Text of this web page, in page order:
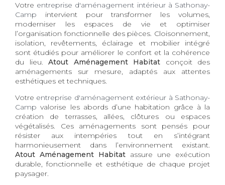
Votre entreprise d'aménagement intérieur à Sathonay-
Camp intervient pour transformer les volumes,
moderniser les espaces de vie et optimiser
l’organisation fonctionnelle des pièces. Cloisonnement,
isolation, revêtements, éclairage et mobilier intégré
sont étudiés pour améliorer le confort et la cohérence
du lieu. Atout Aménagement Habitat conçoit des
aménagements sur mesure, adaptés aux attentes
esthétiques et techniques.
Votre entreprise d'aménagement extérieur à Sathonay-
Camp valorise les abords d’une habitation grâce à la
création de terrasses, allées, clôtures ou espaces
végétalisés. Ces aménagements sont pensés pour
résister aux intempéries tout en s’intégrant
harmonieusement dans l’environnement existant.
Atout Aménagement Habitat assure une exécution
durable, fonctionnelle et esthétique de chaque projet
paysager.